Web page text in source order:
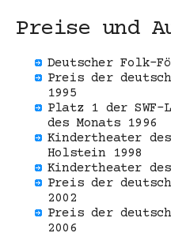
Preise und
Deutscher Folk-
Preis der
1995
Platz 1 der SWF-
des Monats 1996
Kindertheater
Holstein 1998
Kindertheater des
Preis der
2002
Preis der
2006